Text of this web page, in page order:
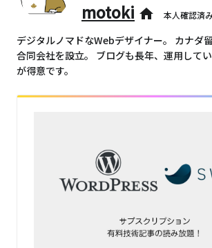
motoki home 本人確認済
デジタルノマドなWebデザイナー。 カナダ
合同会社を設立。 ブログも長年、運用して
が得意です。